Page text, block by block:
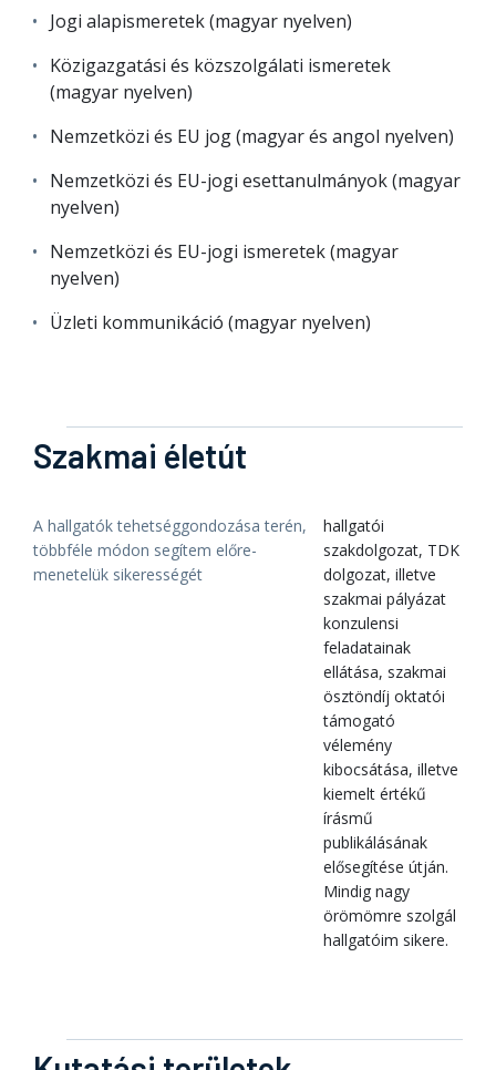
Jogi alapismeretek (magyar nyelven)
Közigazgatási és közszolgálati ismeretek
(magyar nyelven)
Nemzetközi és EU jog (magyar és angol nyelven)
Nemzetközi és EU-jogi esettanulmányok (magyar
nyelven)
Nemzetközi és EU-jogi ismeretek (magyar
nyelven)
Üzleti kommunikáció (magyar nyelven)
Szakmai életút
A hallgatók tehetséggondozása terén,
többféle módon segítem előre-
menetelük sikerességét
hallgatói
szakdolgozat, TDK
dolgozat, illetve
szakmai pályázat
konzulensi
feladatainak
ellátása, szakmai
ösztöndíj oktatói
támogató
vélemény
kibocsátása, illetve
kiemelt értékű
írásmű
publikálásának
elősegítése útján.
Mindig nagy
örömömre szolgál
hallgatóim sikere.